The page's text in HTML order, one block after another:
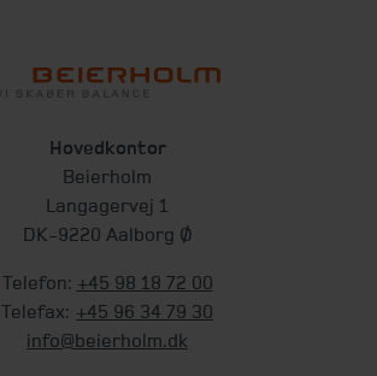
Hovedkontor
Beierholm
Langagervej 1
DK-9220 Aalborg Ø
Telefon: +45 98 18 72 00
Telefax: +45 96 34 79 30
info@beierholm.dk